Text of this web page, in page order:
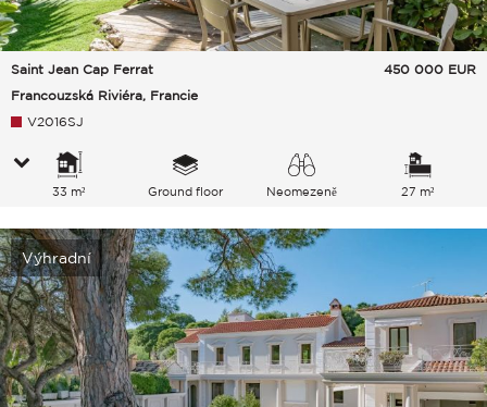
Saint Jean Cap Ferrat
Francouzská Riviéra, Francie
450 000 EUR
V2016SJ
33 m² Ground floor
Neomezeně
27 m²
Výhradní